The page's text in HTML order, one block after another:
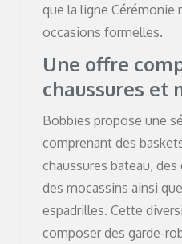
que la ligne Cérémonie
occasions formelles.
Une offre
chaussures et
Bobbies propose une
comprenant des
chaussures bateau,
des mocassins ainsi
espadrilles. Cette
composer des garde-